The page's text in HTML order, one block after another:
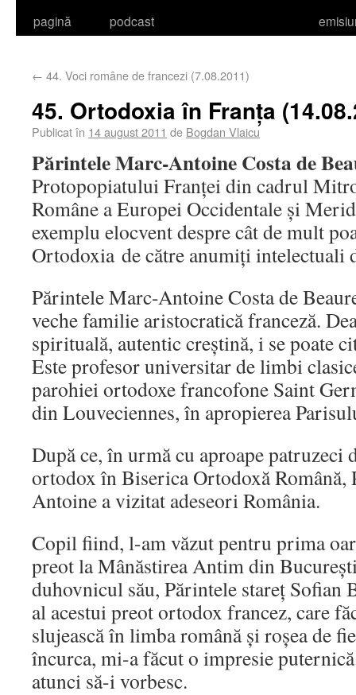
pagină
podcast
← 44. Voci române de francezi (7.08.2011)
45. Ortodoxia în Franța
Publicat în 14 august 2011 de Bogdan Vlaicu
Părintele Marc-Antoine Costa de
Protopopiatului Franţei din cadrul
Române a Europei Occidentale şi
exemplu elocvent despre cât de mult
Ortodoxia de către anumiți intelectuali
Părintele Marc-Antoine Costa de
veche familie aristocratică franceză.
spirituală, autentic creştină, i se poate
Este profesor universitar de limbi
parohiei ortodoxe francofone Saint
din Louveciennes, în apropierea
După ce, în urmă cu aproape patruzeci
ortodox în Biserica Ortodoxă Română,
Antoine a vizitat adeseori România.
Copil fiind, l-am văzut pentru prima
preot la Mânăstirea Antim din
duhovnicul său, Părintele stareț Sofian
al acestui preot ortodox francez, care
slujească în limba română și roșea de
încurca, mi-a făcut o impresie
atunci să-i vorbesc.